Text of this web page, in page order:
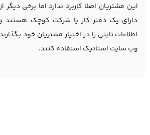
این مشتریان اصلا کاربرد ندارد اما برخی
دارای یک دفتر کار یا شرکت کوچک هستند
اطلاعات ثابتی را در اختیار مشتریان خود
وب سایت استاتیک استفاده کنند.